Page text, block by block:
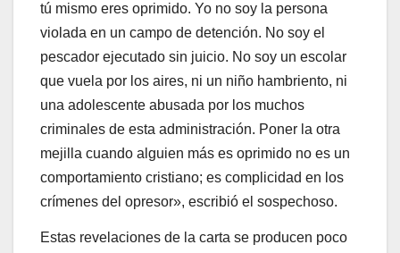
tú mismo eres oprimido. Yo no soy la persona
violada en un campo de detención. No soy el
pescador ejecutado sin juicio. No soy un escolar
que vuela por los aires, ni un niño hambriento, ni
una adolescente abusada por los muchos
criminales de esta administración. Poner la otra
mejilla cuando alguien más es oprimido no es un
comportamiento cristiano; es complicidad en los
crímenes del opresor», escribió el sospechoso.
Estas revelaciones de la carta se producen poco